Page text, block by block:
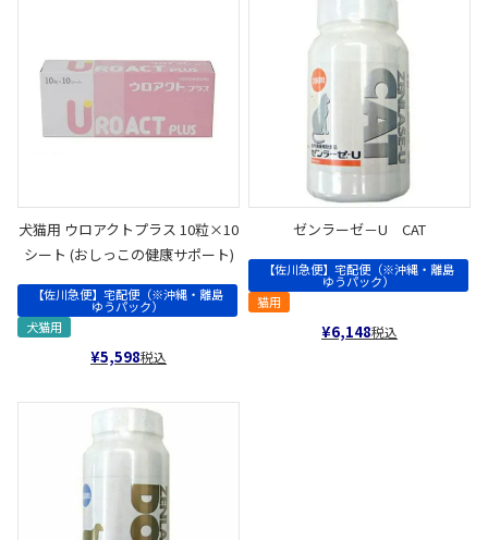
犬猫用 ウロアクトプラス 10粒×10
シート (おしっこの健康サポート)
【佐川急便】宅配便（※沖縄・離島
ゆうパック）
犬猫用
¥5,598税込
ゼンラーゼ－U CAT
【佐川急便】宅配便（※沖縄・離島
ゆうパック）
猫用
¥6,148税込